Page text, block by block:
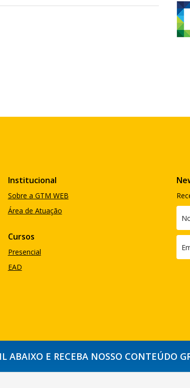
Institucional
Sobre a GTM WEB
Área de Atuação
Cursos
Presencial
EAD
ABAIXO E RECEBA NOSSO CONTEÚDO